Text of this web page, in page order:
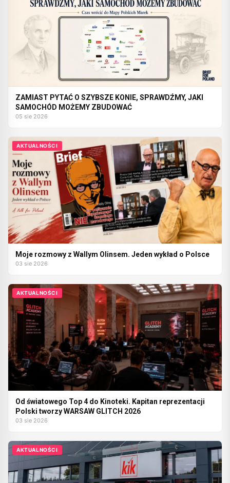
ZAMIAST PYTAĆ O SZYBSZE KONIE, SPRAWDŹMY, JAKI
SAMOCHÓD MOŻEMY ZBUDOWAĆ
05 sie 2026
AKTUALNOŚCI
Moje rozmowy z Wallym Olinsem. Jeden wykład o Polsce
03 sie 2026
AKTUALNOŚCI
Od światowego Top 4 do Kinoteki. Kapitan reprezentacji
Polski tworzy WARSAW GLITCH 2026
03 sie 2026
AKTUALNOŚCI